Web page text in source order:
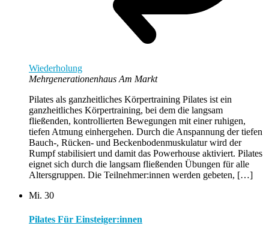
Wiederholung
Mehrgenerationenhaus Am Markt
Pilates als ganzheitliches Körpertraining Pilates ist ein
ganzheitliches Körpertraining, bei dem die langsam
fließenden, kontrollierten Bewegungen mit einer ruhigen,
tiefen Atmung einhergehen. Durch die Anspannung der tiefen
Bauch-, Rücken- und Beckenbodenmuskulatur wird der
Rumpf stabilisiert und damit das Powerhouse aktiviert. Pilates
eignet sich durch die langsam fließenden Übungen für alle
Altersgruppen. Die Teilnehmer:innen werden gebeten, […]
Mi. 30
Pilates Für Einsteiger:innen